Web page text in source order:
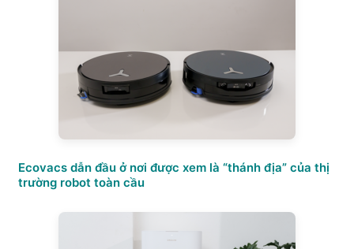
Ecovacs dẫn đầu ở nơi được xem là “thánh địa” của thị
trường robot toàn cầu